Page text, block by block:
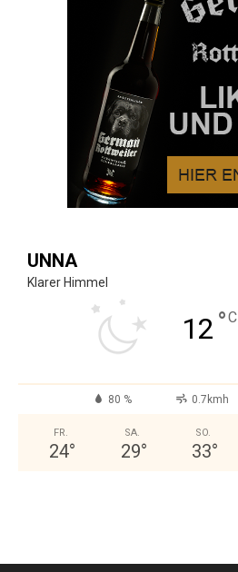
UNNA
Klarer Himmel
12 °C
80 % 0.7kmh
FR.
24°
SA.
29°
SO.
33°